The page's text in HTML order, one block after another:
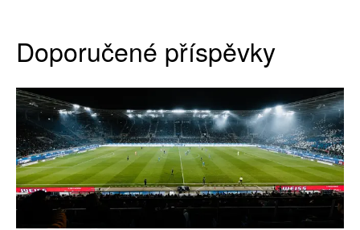
Doporučené příspěvky